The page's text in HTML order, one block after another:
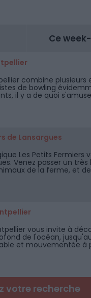
Ce
combine
de bowling
il y a de quoi
de Lansargues
Les Petits Fermiers
Venez passer un
de la ferme, et
vous invite à
de l'océan,
et mouvementée
votre recherche